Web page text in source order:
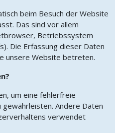
beim Besuch der Website
Das sind vor allem
Betriebssystem
Die Erfassung dieser Daten
unsere Website betreten.
um eine fehlerfreie
Andere Daten
verwendet